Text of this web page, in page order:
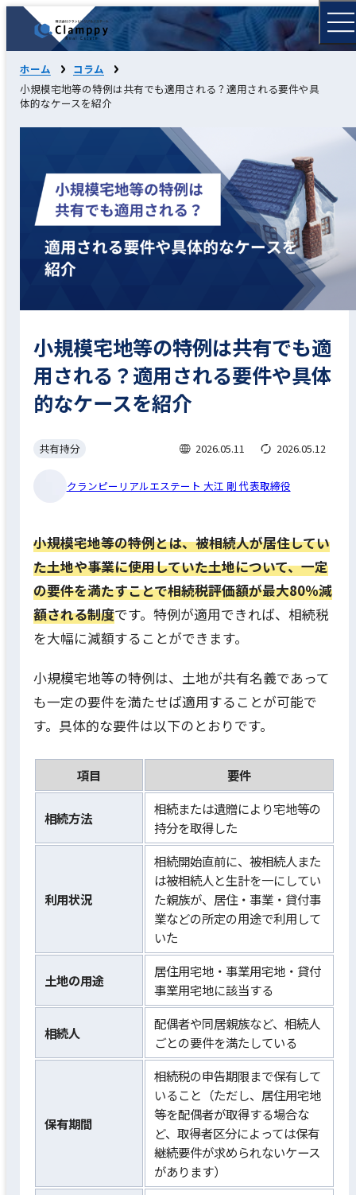
ホーム
コラム
小規模宅地等の特例は共有でも適用される？適用される要件や具
体的なケースを紹介
小規模宅地等の特例は共有でも適
用される？適用される要件や具体
的なケースを紹介
共有持分 2026.05.11 2026.05.12
クランピーリアルエステート 大江 剛 代表取締役
小規模宅地等の特例とは、被相続人が居住してい
た土地や事業に使用していた土地について、一定
の要件を満たすことで相続税評価額が最大80％減
額される制度です。特例が適用できれば、相続税
を大幅に減額することができます。
小規模宅地等の特例は、土地が共有名義であって
も一定の要件を満たせば適用することが可能で
す。具体的な要件は以下のとおりです。
項目 要件
相続方法
相続または遺贈により宅地等の
持分を取得した
利用状況
相続開始直前に、被相続人また
は被相続人と生計を一にしてい
た親族が、居住・事業・貸付事
業などの所定の用途で利用して
いた
土地の用途
居住用宅地・事業用宅地・貸付
事業用宅地に該当する
相続人
配偶者や同居親族など、相続人
ごとの要件を満たしている
保有期間
相続税の申告期限まで保有して
いること（ただし、居住用宅地
等を配偶者が取得する場合な
ど、取得者区分によっては保有
継続要件が求められないケース
があります）